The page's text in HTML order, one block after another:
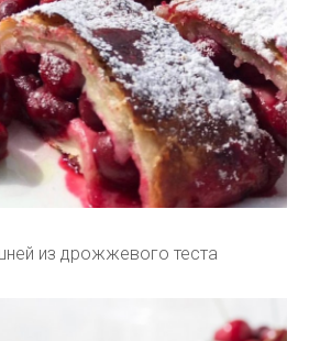
из дрожжевого теста